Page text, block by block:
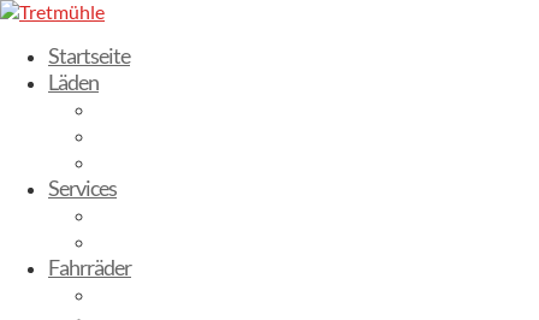
Startseite
Läden
Services
Fahrräder